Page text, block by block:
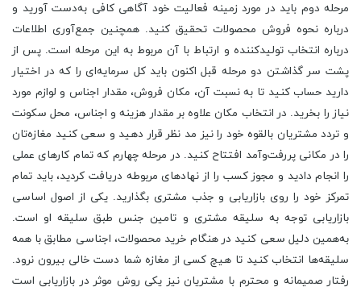
مرحله دوم باید در مورد زمینه فعالیت خود آگاهی کافی به‌دست آورید و
درباره نحوه فروش محصولات تحقیق کنید. همچنین جمع‌آوری اطلاعات
درباره انتخاب تولیدکننده و ارتباط با آن مربوط به این مرحله است. پس از
پشت سر گذاشتن دو مرحله قبل اکنون باید کل سرمایه‌ای را که در اختیار
دارید حساب کنید تا به نسبت آن، مکان فروش، مقدار اجناس و لوازم مورد
نیاز را بخرید. در انتخاب مکان علاوه ‎‌بر مقدار هزینه و اجناس، محل سکونت
و تردد مشتریان بالقوه خود را نیز مد نظر قرار دهید و سعی کنید مغازه‌تان
را در مکانی پررفت‌وآمد افتتاح کنید. در مرحله چهارم که تمام کارهای عملی
را انجام دادید و مجوز کسب را از نهادهای مربوطه دریافت کردید، باید تمام
تمرکز خود را روی بازاریابی و جذب مشتری بگذارید. یکی از اصول اساسی
بازاریابی توجه به سلیقه مشتری و تامین جنس طبق سلیقه او است.
به‌همین دلیل سعی کنید در هنگام خرید محصولات، اجناسی مطابق با همه
سلیقه‌ها انتخاب کنید تا هیچ کسی از مغازه شما دست خالی بیرون نرود.
رفتار صمیمانه و محترم با مشتریان نیز یکی روش موثر در بازاریابی است